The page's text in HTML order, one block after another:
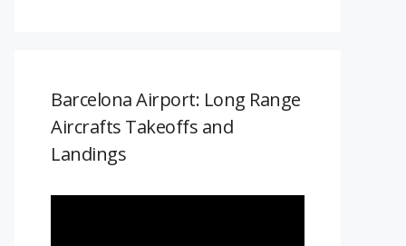
Barcelona Airport: Long Range
Aircrafts Takeoffs and
Landings